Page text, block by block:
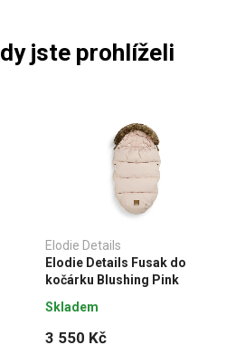
jste prohlíželi
Elodie Details
Elodie Details Fusak do
kočárku Blushing Pink
3 550 Kč
Skladem